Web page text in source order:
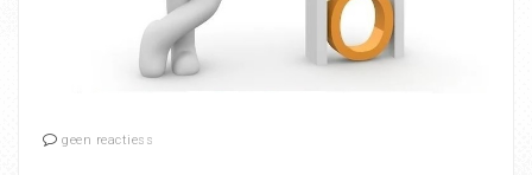
geen reactiess